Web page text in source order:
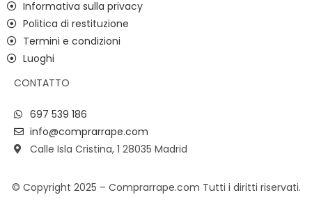
Informativa sulla privacy
Politica di restituzione
Termini e condizioni
Luoghi
CONTATTO
697 539 186
info@comprarrape.com
Calle Isla Cristina, 1 28035 Madrid
© Copyright 2025 – Comprarrape.com Tutti i diritti riservati.